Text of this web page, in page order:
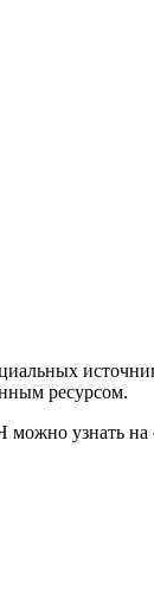
ресурсом.
узнать на